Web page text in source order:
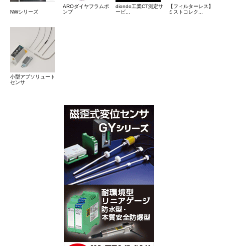
NWシリーズ
AROダイヤフラムポ
ンプ
diondo工業CT測定サ
ービ...
【フィルターレス】
ミストコレク...
小型アブソリュート
センサ